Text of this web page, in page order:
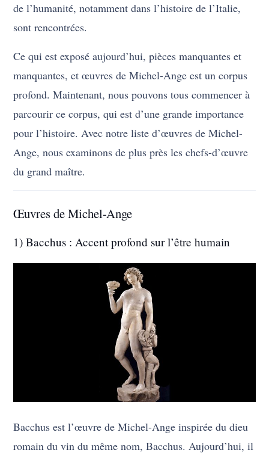
de l’humanité, notamment dans l’histoire de l’Italie,
sont rencontrées.
Ce qui est exposé aujourd’hui, pièces manquantes et
manquantes, et œuvres de Michel-Ange est un corpus
profond. Maintenant, nous pouvons tous commencer à
parcourir ce corpus, qui est d’une grande importance
pour l’histoire. Avec notre liste d’œuvres de Michel-
Ange, nous examinons de plus près les chefs-d’œuvre
du grand maître.
Œuvres de Michel-Ange
1) Bacchus : Accent profond sur l’être humain
Bacchus est l’œuvre de Michel-Ange inspirée du dieu
romain du vin du même nom, Bacchus. Aujourd’hui, il